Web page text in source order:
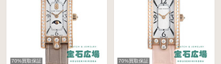
70%買取保証 70%買取保証